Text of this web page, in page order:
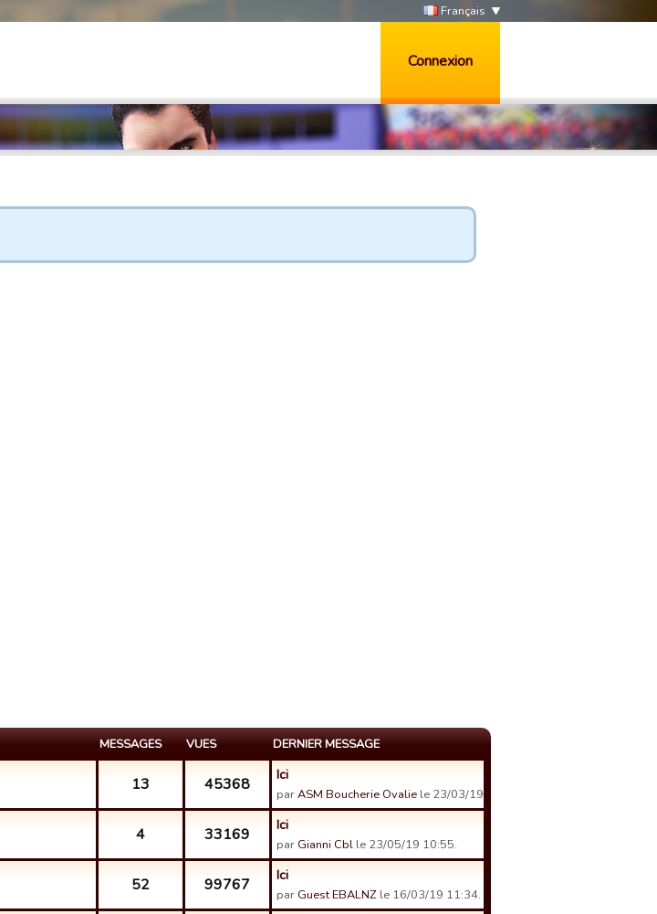
Français
Connexion
MESSAGES VUES DERNIER MESSAGE
13 45368 Ici
parASM Boucherie Ovalie le 23/03/19 18:34.
4 33169 Ici
par Gianni Cbl le 23/05/19 10:55.
52 99767 Ici
par Guest EBALNZ le 16/03/19 11:34.